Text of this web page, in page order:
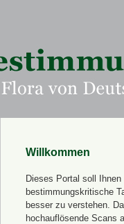
Willkommen
Dieses Portal soll Ihnen
bestimmungskritische
besser zu verstehen.
hochauflösende Scans